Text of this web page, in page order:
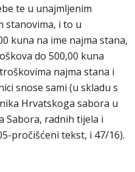
te u unajmljenim
stanovima, i to u
kuna na ime najma stana,
do 500,00 kuna
najma stana i
snose sami (u skladu s
Hrvatskoga sabora u
Sabora, radnih tijela i
pročišćeni tekst, i 47/16).